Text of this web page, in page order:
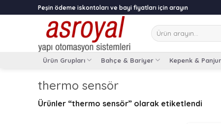
to
Peşin ödeme iskontoları ve bayi fiyatları için arayın
Ara:
Ürün Grupları Bahçe & Bariyer Kepenk & Panjur
thermo sensör
Ürünler “thermo sensör” olarak etiketlendi